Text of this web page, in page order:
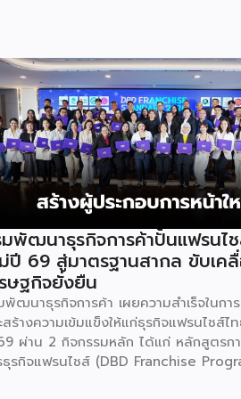
พัฒนาธุรกิจการค้าปั้นแฟรนไ
ปี 69 สู่มาตรฐานสากล ขับเค
ษฐกิจยั่งยืน
พัฒนาธุรกิจการค้า เผยความสำเร็จในกา
สร้างความเข้มแข็งให้แก่ธุรกิจแฟรนไชส์ไ
ผ่าน 2 กิจกรรมหลัก ได้แก่ หลักสูตรก
ธุรกิจแฟรนไชส์ (DBD Franchise